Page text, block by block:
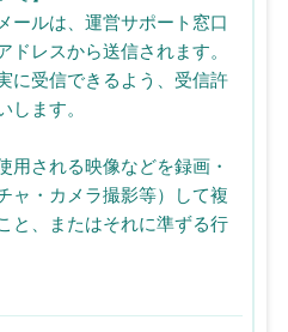
ールは、運営サポート窓口
ドレスから送信されます。
に受信できるよう、受信許
します。
用される映像などを録画・
ャ・カメラ撮影等）して複
と、またはそれに準ずる行